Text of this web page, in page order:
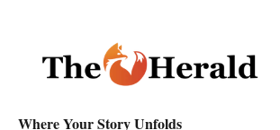
Where Your Story Unfolds